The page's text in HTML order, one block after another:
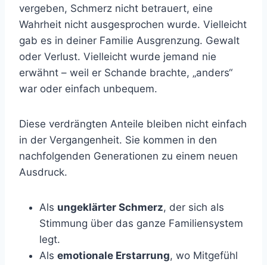
vergeben, Schmerz nicht betrauert, eine
Wahrheit nicht ausgesprochen wurde. Vielleicht
gab es in deiner Familie Ausgrenzung. Gewalt
oder Verlust. Vielleicht wurde jemand nie
erwähnt – weil er Schande brachte, „anders“
war oder einfach unbequem.
Diese verdrängten Anteile bleiben nicht einfach
in der Vergangenheit. Sie kommen in den
nachfolgenden Generationen zu einem neuen
Ausdruck.
Als ungeklärter Schmerz, der sich als
Stimmung über das ganze Familiensystem
legt.
Als emotionale Erstarrung, wo Mitgefühl